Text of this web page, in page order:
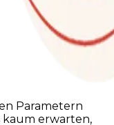
Parametern
kaum erwarten,